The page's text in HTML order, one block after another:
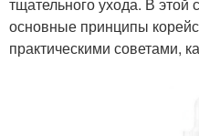
тщательного ухода. В этой
основные принципы
практическими советами,